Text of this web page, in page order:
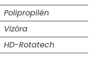
Polipropilén
Vizóra
HD-Rotatech